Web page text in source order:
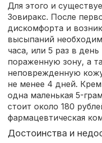
Для этого и
Зовиракс. После
дискомфорта и
высыпаний
часа, или 5 раз в
пораженную зону, а
неповрежденную
не менее 4 дней.
одна маленькая 5-
стоит около 180
фармацевтическая
Достоинства и